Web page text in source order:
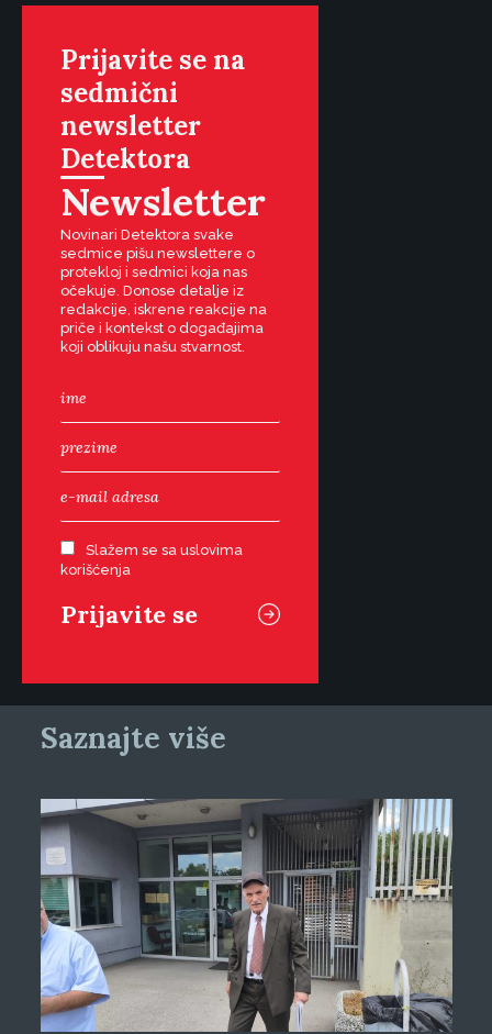
Prijavite se na
sedmični
newsletter
Detektora
Newsletter
Novinari Detektora svake
sedmice pišu newslettere o
protekloj i sedmici koja nas
očekuje. Donose detalje iz
redakcije, iskrene reakcije na
priče i kontekst o događajima
koji oblikuju našu stvarnost.
Slažem se sa uslovima
korišćenja
Saznajte više